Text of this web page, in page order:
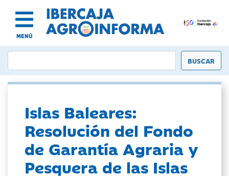
MENÚ
Islas Baleares:
Resolución del Fondo
de Garantía Agraria y
Pesquera de las Islas